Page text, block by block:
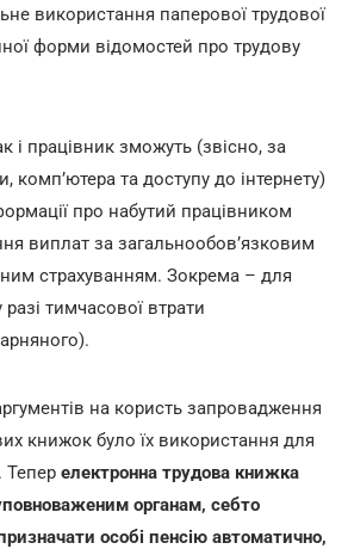
використання паперової трудової
форми відомостей про трудову
і працівник зможуть (звісно, за
комп’ютера та доступу до інтернету)
про набутий працівником
виплат за загальнообов’язковим
страхуванням. Зокрема – для
тимчасової втрати
на користь запровадження
книжок було їх використання для
Тепер електронна трудова книжка
органам, себто
особі пенсію автоматично,